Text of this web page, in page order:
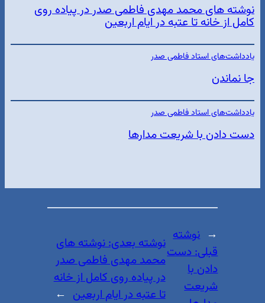
نوشته های محمد مهدی فاطمی صدر در پیاده روی
کامل از خانه تا عتبه در ایام اربعین
یادداشت‌های استاد فاطمی صدر
جا نماندن
یادداشت‌های استاد فاطمی صدر
دست دادن با شریعت مدارها
← نوشته
قبلی:دست
دادن با
شریعت
نوشته بعدی:نوشته های
محمد مهدی فاطمی صدر
در پیاده روی کامل از خانه
تا عتبه در ایام اربعین →